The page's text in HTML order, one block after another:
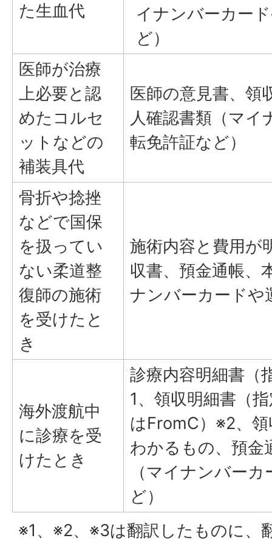
た生血代
イナンバーカー
ど）
医師が治療
上必要と認
めたコルセ
ットなどの
補装具代
医師の意見書、領
人確認書類（マイ
転免許証など）
骨折や捻挫
などで国保
を扱ってい
ない柔道整
復師の施術
を受けたと
き
施術内容と費用が
収書、預金通帳、
ナンバーカードや
海外渡航中
に診療を受
けたとき
診療内容明細書（
1、領収明細書（
はFromC）※2、
わかるもの、預金
（マイナンバー
ど）
※1、※2、※3は翻訳したものに、